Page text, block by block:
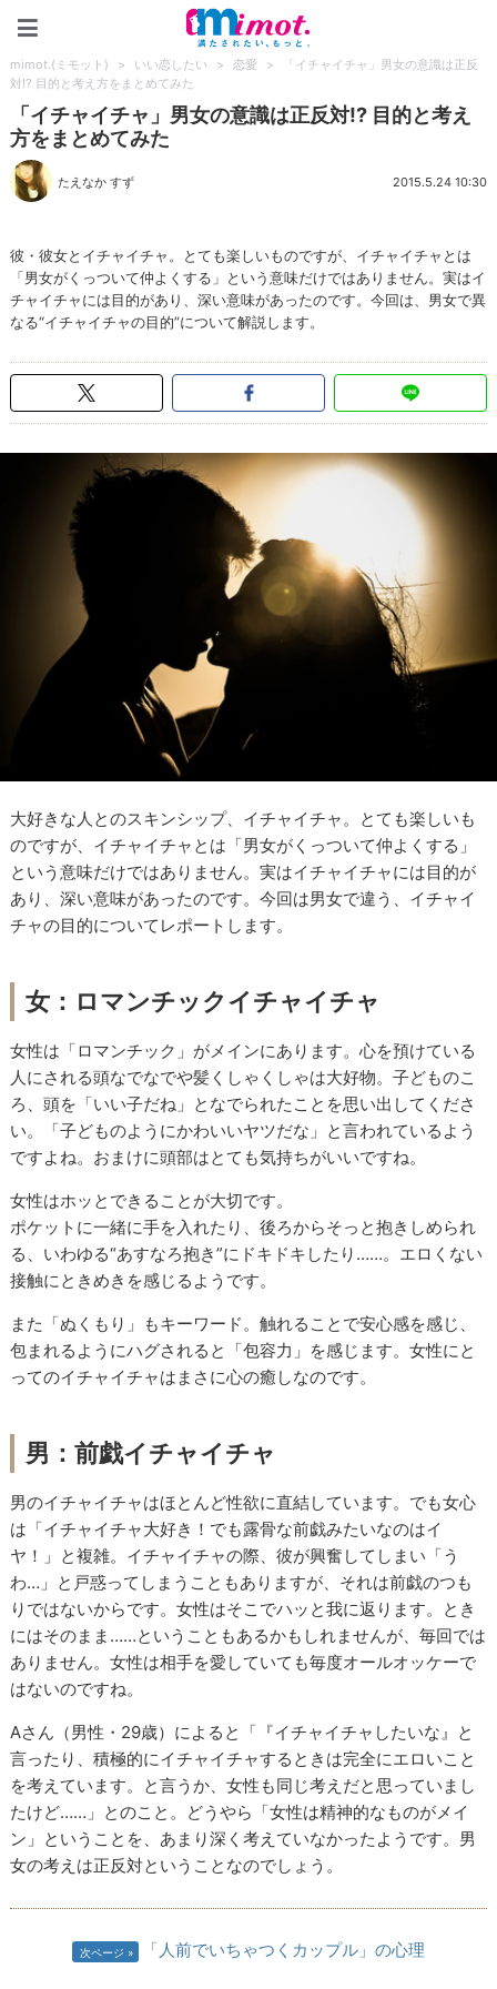
mimot.(ミモット) > いい恋したい > 恋愛 >
「イチャイチャ」男女の意識は正反
対!? 目的と考え方をまとめてみた
「イチャイチャ」男女の意識は正反対!? 目的と考え
方をまとめてみた
たえなか すず 2015.5.24 10:30
彼・彼女とイチャイチャ。とても楽しいものですが、イチャイチャとは
「男女がくっついて仲よくする」という意味だけではありません。実はイ
チャイチャには目的があり、深い意味があったのです。今回は、男女で異
なる“イチャイチャの目的”について解説します。
大好きな人とのスキンシップ、イチャイチャ。とても楽しいも
のですが、イチャイチャとは「男女がくっついて仲よくする」
という意味だけではありません。実はイチャイチャには目的が
あり、深い意味があったのです。今回は男女で違う、イチャイ
チャの目的についてレポートします。
女：ロマンチックイチャイチャ
女性は「ロマンチック」がメインにあります。心を預けている
人にされる頭なでなでや髪くしゃくしゃは大好物。子どものこ
ろ、頭を「いい子だね」となでられたことを思い出してくださ
い。「子どものようにかわいいヤツだな」と言われているよう
ですよね。おまけに頭部はとても気持ちがいいですね。
女性はホッとできることが大切です。
ポケットに一緒に手を入れたり、後ろからそっと抱きしめられ
る、いわゆる“あすなろ抱き”にドキドキしたり……。エロくない
接触にときめきを感じるようです。
また「ぬくもり」もキーワード。触れることで安心感を感じ、
包まれるようにハグされると「包容力」を感じます。女性にと
ってのイチャイチャはまさに心の癒しなのです。
男：前戯イチャイチャ
男のイチャイチャはほとんど性欲に直結しています。でも女心
は「イチャイチャ大好き！でも露骨な前戯みたいなのはイ
ヤ！」と複雑。イチャイチャの際、彼が興奮してしまい「う
わ…」と戸惑ってしまうこともありますが、それは前戯のつも
りではないからです。女性はそこでハッと我に返ります。とき
にはそのまま……ということもあるかもしれませんが、毎回では
ありません。女性は相手を愛していても毎度オールオッケーで
はないのですね。
Aさん（男性・29歳）によると「『イチャイチャしたいな』と
言ったり、積極的にイチャイチャするときは完全にエロいこと
を考えています。と言うか、女性も同じ考えだと思っていまし
たけど……」とのこと。どうやら「女性は精神的なものがメイ
ン」ということを、あまり深く考えていなかったようです。男
女の考えは正反対ということなのでしょう。
次ページ 「人前でいちゃつくカップル」の心理